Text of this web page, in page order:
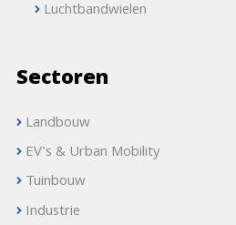
Luchtbandwielen
Sectoren
Landbouw
EV's & Urban Mobility
Tuinbouw
Industrie